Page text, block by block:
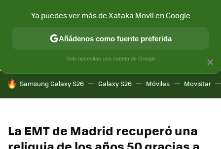
CONECTIVIDAD MÓVIL Y SOCIEDAD APLICACIONES
HOY SE HABLA DE
Samsung Galaxy S26 Galaxy S26 Móviles Movistar
La EMT de Madrid recuperó una
×
Ya puedes ver más de Xataka Movil en Google
Añádenos como fuente preferida
Solo necesitas una cuenta de Google